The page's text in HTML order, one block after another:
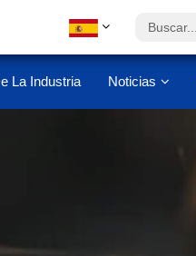
La Industria Noticias